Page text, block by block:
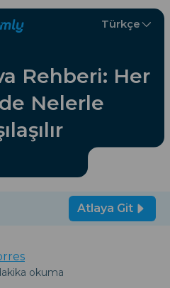
Türkçe
Rehberi: Her
Nelerle
Atlaya Git
okuma